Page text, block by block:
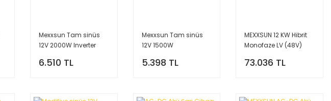
Mexxsun Tam sinüs
12V 2000W Inverter
6.510 TL
Mexxsun Tam sinüs
12V 1500W
5.398 TL
MEXXSUN 12 KW Hibrit
Monofaze LV (48V)
73.036 TL